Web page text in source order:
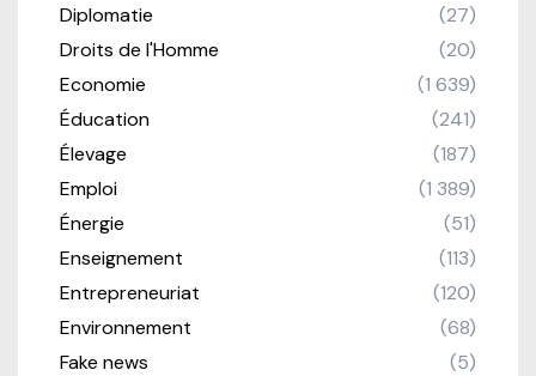
Diplomatie
(27)
Droits de l'Homme
(20)
Economie
(1 639)
Éducation
(241)
Élevage
(187)
Emploi
(1 389)
Énergie
(51)
Enseignement
(113)
Entrepreneuriat
(120)
Environnement
(68)
Fake news
(5)